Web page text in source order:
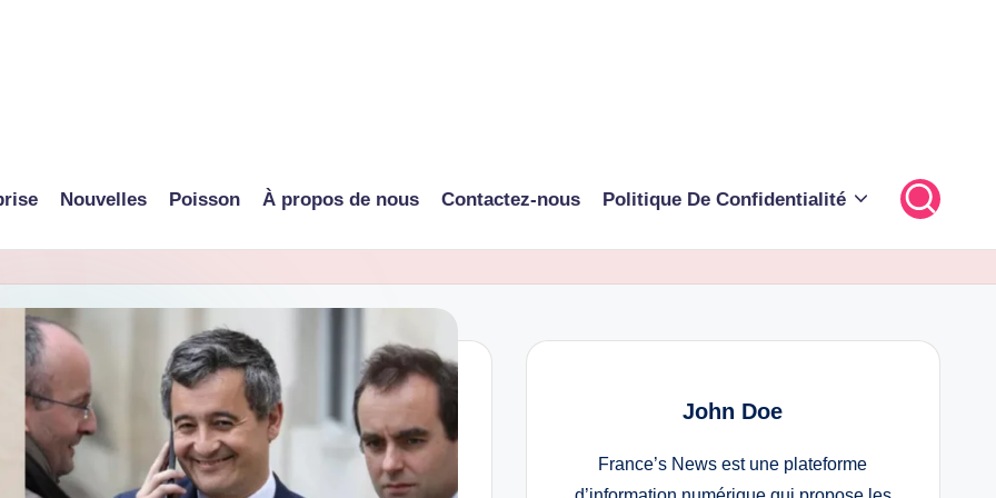
Nouvelles Poisson À propos de nous Contactez-nous Politique De Confidentialité
John Doe
France’s News est une plateforme